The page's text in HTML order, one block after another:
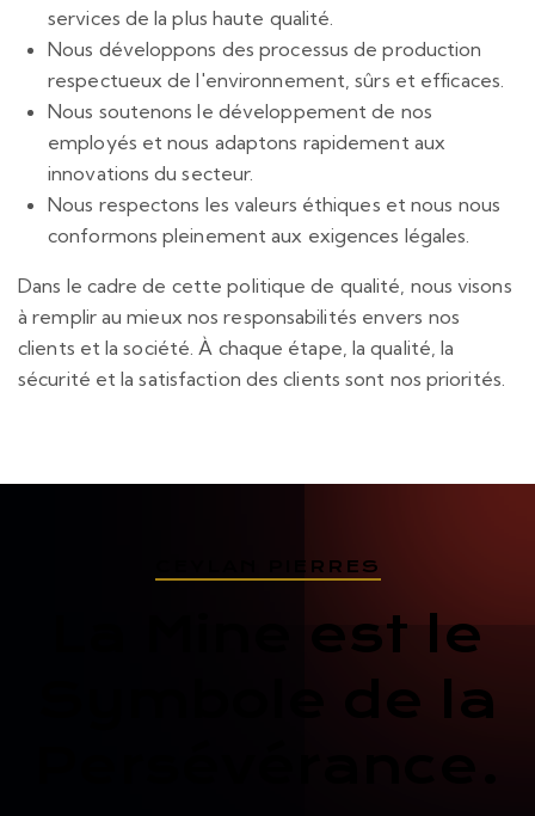
services de la plus haute qualité.
Nous développons des processus de production
respectueux de l'environnement, sûrs et efficaces.
Nous soutenons le développement de nos
employés et nous adaptons rapidement aux
innovations du secteur.
Nous respectons les valeurs éthiques et nous nous
conformons pleinement aux exigences légales.
Dans le cadre de cette politique de qualité, nous visons
à remplir au mieux nos responsabilités envers nos
clients et la société. À chaque étape, la qualité, la
sécurité et la satisfaction des clients sont nos priorités.
CEYLAN PIERRES
La Mine est le
Symbole de la